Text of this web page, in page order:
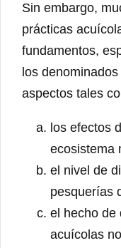
Sin embargo,
prácticas
fundamentos,
los
aspectos tales
los efectos
ecosistema
el nivel de
pesquerías
el hecho de
acuícolas